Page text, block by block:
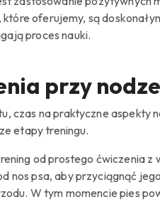
które oferujemy, są
proces nauki.
przy nodze
czas na praktyczne aspekty
etapy treningu.
od prostego ćwiczenia z
nos psa, aby przyciągnąć
W tym momencie pies